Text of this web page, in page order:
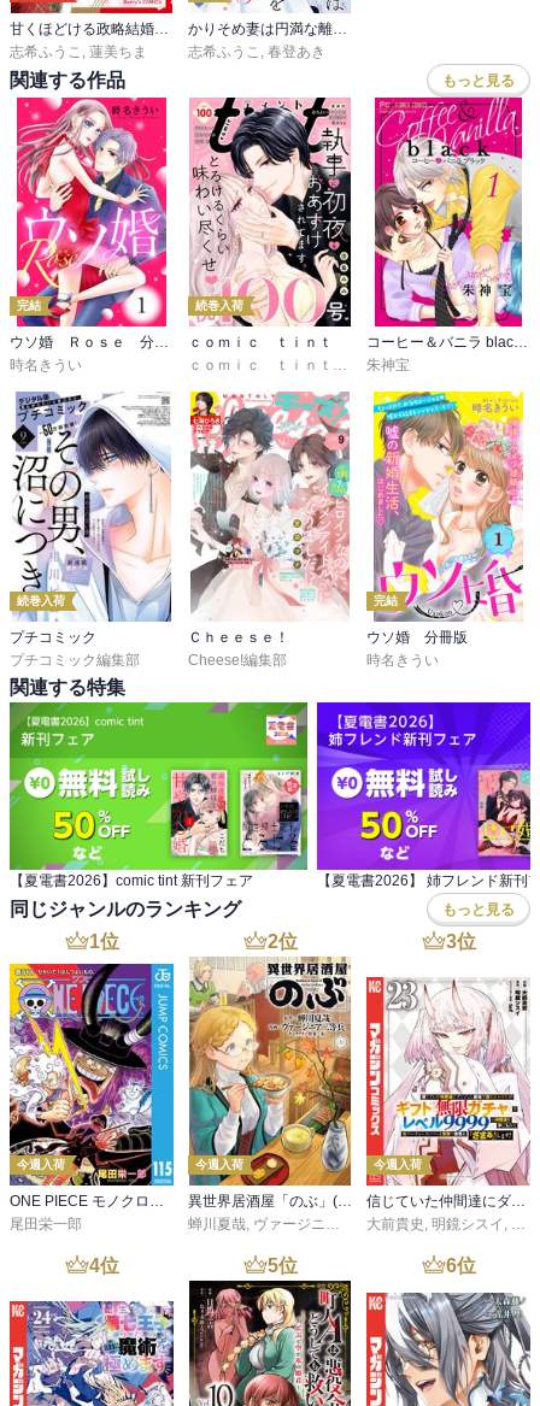
志希ふうこ
蓮美ちま
志希ふうこ
春登あき
関連する作品 もっと見る
完結
ウソ婚 Ｒｏｓｅ 分冊版
時名きうい
続巻入荷
ｃｏｍｉｃ ｔｉｎｔ
ｃｏｍｉｃ ｔｉｎｔ編集部
コーヒー＆バニラ black【マイクロ】
朱神宝
続巻入荷
プチコミック
プチコミック編集部
Ｃｈｅｅｓｅ！
Cheese!編集部
完結
ウソ婚 分冊版
時名きうい
関連する特集
【夏電書2026】comic tint 新刊フェア 【夏電書2026】 姉フレンド新刊
同じジャンルのランキング もっと見る
1位
今週入荷
ONE PIECE モノクロ版 115
尾田栄一郎
2位
今週入荷
異世界居酒屋「のぶ」(22)
蝉川夏哉, ヴァージニア二等兵 ,転
3位
今週入荷
信じていた仲間達にダンジョン奥地で殺されかけたがギフト『無限ガチャ』でレベル９９９９の仲間達を手に入れて元パーティーメンバーと世界に復讐＆『ざまぁ！』します！（２３）
大前貴史 , 明鏡シスイ , ｔ
4位 5位 6位